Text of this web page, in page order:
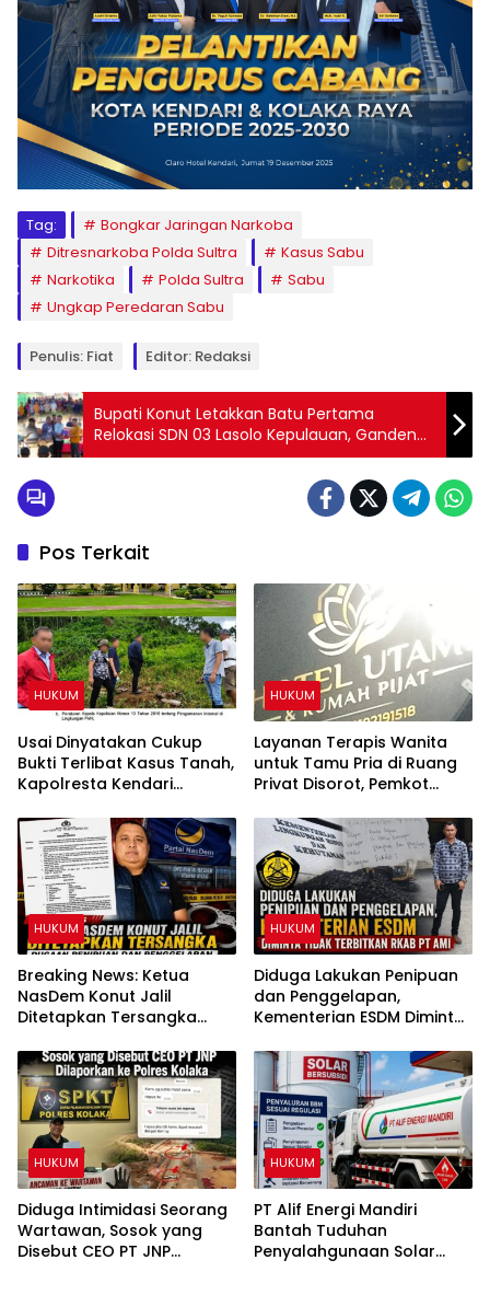
Tag:
Bongkar Jaringan Narkoba
Ditresnarkoba Polda Sultra
Kasus Sabu
Narkotika
Polda Sultra
Sabu
Ungkap Peredaran Sabu
Penulis: Fiat Editor: Redaksi
Bupati Konut Letakkan Batu Pertama
Relokasi SDN 03 Lasolo Kepulauan, Gandeng
PT Daka Group Majukan Pendidikan
Pos Terkait
HUKUM
Usai Dinyatakan Cukup
Bukti Terlibat Kasus Tanah,
Kapolresta Kendari
dari Jabatan
HUKUM
Layanan Terapis Wanita
untuk Tamu Pria di Ruang
Privat Disorot, Pemkot
Perizinan Rumah Pijat Utami
HUKUM
Breaking News: Ketua
NasDem Konut Jalil
Ditetapkan Tersangka
Penggelapan
HUKUM
Diduga Lakukan Penipuan
dan Penggelapan,
Kementerian ESDM Diminta
AMI
HUKUM
Diduga Intimidasi Seorang
Wartawan, Sosok yang
Disebut CEO PT JNP
HUKUM
PT Alif Energi Mandiri
Bantah Tuduhan
Penyalahgunaan Solar